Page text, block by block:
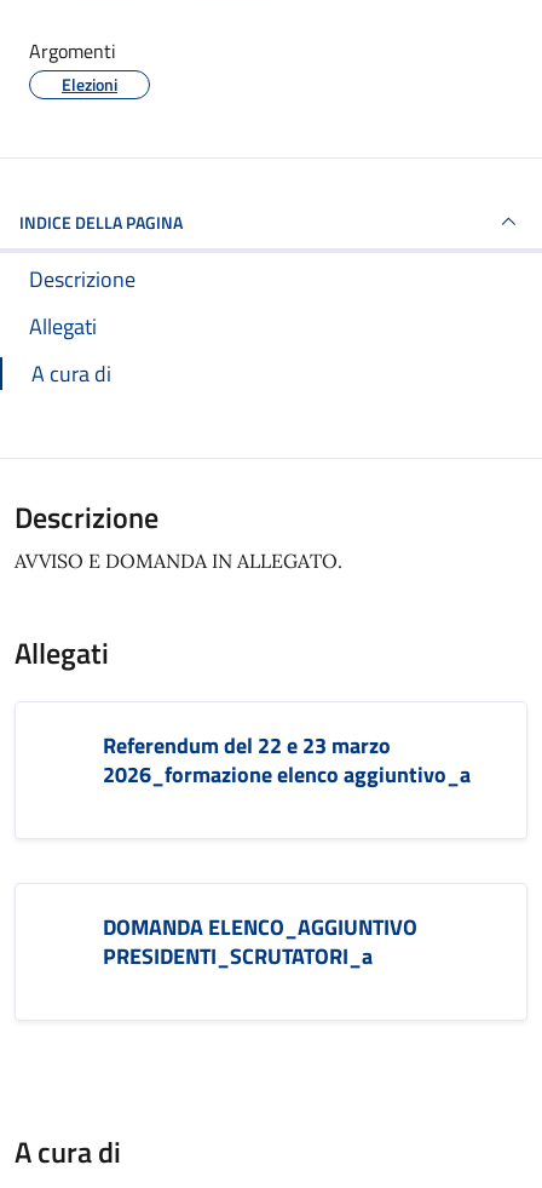
Argomenti
Elezioni
INDICE DELLA PAGINA
Descrizione
Allegati
A cura di
Descrizione
AVVISO E DOMANDA IN ALLEGATO.
Allegati
Referendum del 22 e 23 marzo
2026_formazione elenco aggiuntivo_a
DOMANDA ELENCO_AGGIUNTIVO
PRESIDENTI_SCRUTATORI_a
A cura di